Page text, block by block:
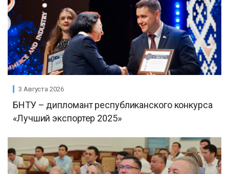
3 Августа 2026
БНТУ – дипломант республиканского конкурса
«Лучший экспортер 2025»